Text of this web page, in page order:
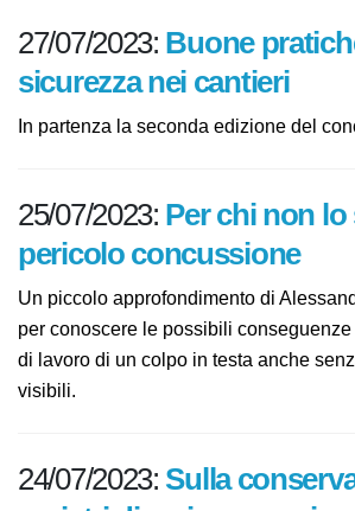
27/07/2023:Buone
sicurezza nei cantieri
25/07/2023:Per chi non
pericolo concussione
Un piccolo approfondimento di
Mazzeranghi per conoscere le